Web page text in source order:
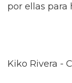
por ellas para
Kiko Rivera -